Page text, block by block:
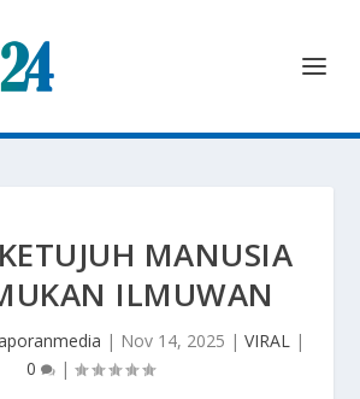
MANUSIA
ILMUWAN
| Nov 14, 2025 | VIRAL |
0
|